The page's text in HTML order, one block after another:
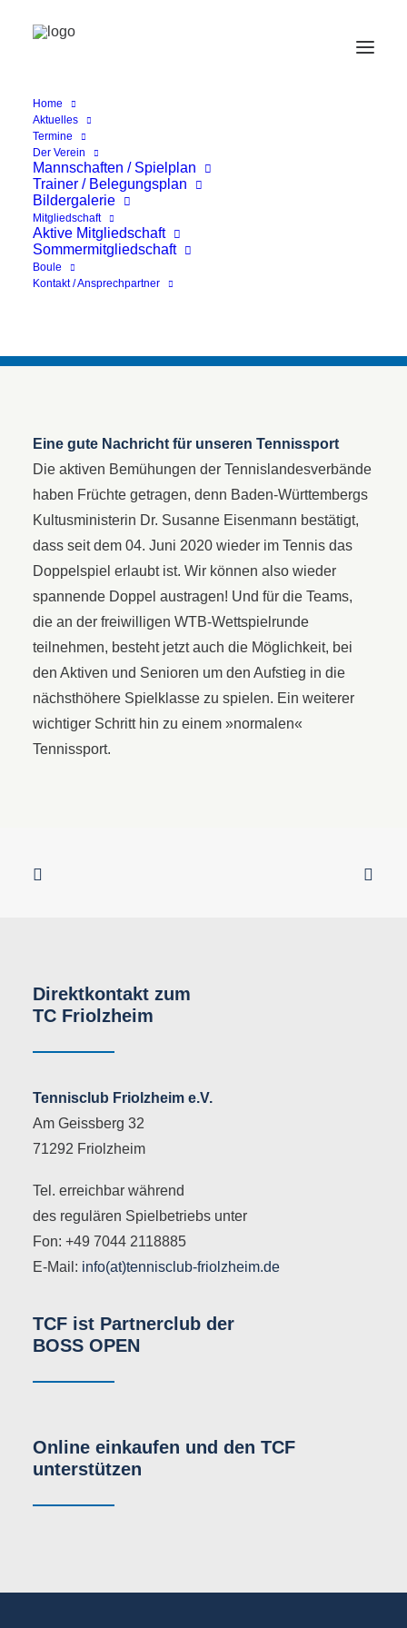
Home
Aktuelles
Termine
Der Verein
Mannschaften / Spielplan
Trainer / Belegungsplan
Bildergalerie
Mitgliedschaft
Aktive Mitgliedschaft
Sommermitgliedschaft
Boule
Kontakt / Ansprechpartner
Jetzt wieder möglich:
das Doppelspiel
Eine gute Nachricht für unseren Tennissport
Die aktiven Bemühungen der Tennislandesverbände
haben Früchte getragen, denn Baden-Württembergs
Kultusministerin Dr. Susanne Eisenmann bestätigt,
dass seit dem 04. Juni 2020 wieder im Tennis das
Doppelspiel erlaubt ist. Wir können also wieder
spannende Doppel austragen! Und für die Teams,
die an der freiwilligen WTB-Wettspielrunde
teilnehmen, besteht jetzt auch die Möglichkeit, bei
den Aktiven und Senioren um den Aufstieg in die
nächsthöhere Spielklasse zu spielen. Ein weiterer
wichtiger Schritt hin zu einem »normalen«
Tennissport.
Direktkontakt zum
TC Friolzheim
Tennisclub Friolzheim e.V.
Am Geissberg 32
71292 Friolzheim
Tel. erreichbar während
des regulären Spielbetriebs unter
Fon: +49 7044 2118885
E-Mail: info(at)tennisclub-friolzheim.de
TCF ist Partnerclub der
BOSS OPEN
Online einkaufen und den TCF
unterstützen